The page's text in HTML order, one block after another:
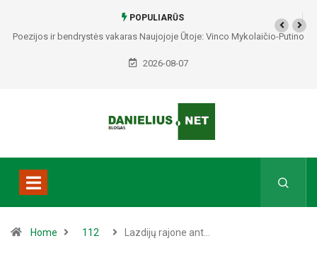
POPULIARŪS
Poezijos ir bendrystės vakaras Naujojoje Ūtoje: Vinco Mykolaičio-Putino
tėviškėje skambės eilės, dainos ir arbatos puodelių šiluma
2026-08-07
Home 112 Lazdijų rajone ant…